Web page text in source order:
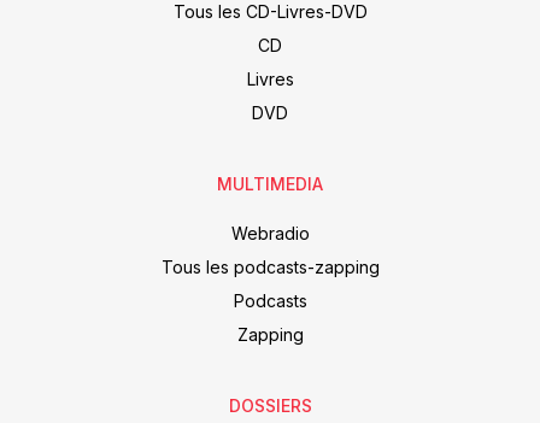
Tous les CD-Livres-DVD
CD
Livres
DVD
MULTIMEDIA
Webradio
Tous les podcasts-zapping
Podcasts
Zapping
DOSSIERS